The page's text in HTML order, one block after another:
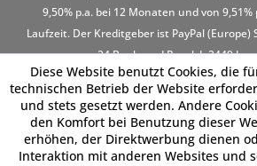
9,50% p.a. bei 12 Monaten und von
Laufzeit. Der Kreditgeber ist PayPal (Europe)
24 Boulevard Royal, L-2449
Diese Website benutzt Cookies, die
technischen Betrieb der Website
und stets gesetzt werden. Andere
den Komfort bei Benutzung dieser
erhöhen, der Direktwerbung dienen
Interaktion mit anderen Websites und